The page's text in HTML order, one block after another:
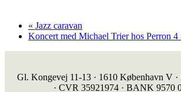
« Jazz caravan
Koncert med Michael Trier hos Perron 4
Gl. Kongevej 11-13 · 1610 København V ·
· CVR 35921974 · BANK 9570